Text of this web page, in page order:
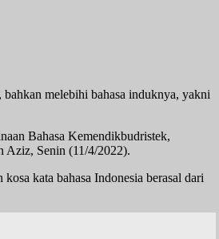
melebihi bahasa induknya, yakni
Bahasa Kemendikbudristek,
Aziz, Senin (11/4/2022).
kata bahasa Indonesia berasal dari